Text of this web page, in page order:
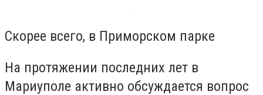
Скорее всего, в Приморском парке
На протяжении последних лет в
Мариуполе активно обсуждается вопрос